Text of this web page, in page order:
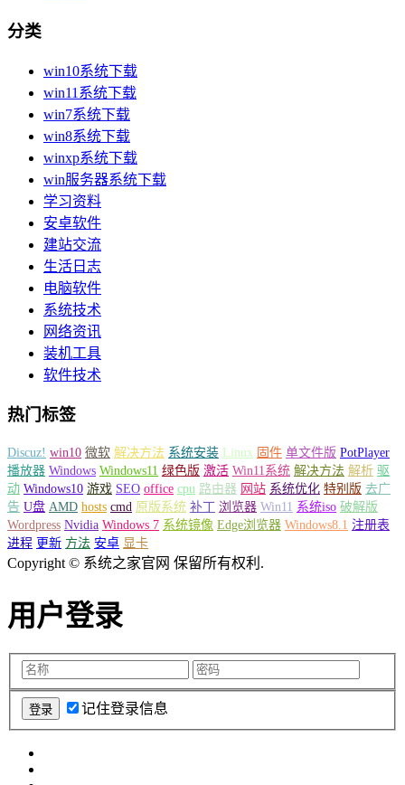
分类
win10系统下载
win11系统下载
win7系统下载
win8系统下载
winxp系统下载
win服务器系统下载
学习资料
安卓软件
建站交流
生活日志
电脑软件
系统技术
网络资讯
装机工具
软件技术
热门标签
Discuz! win10 微软 解决方法 系统安装 Linux 固件 单文件版 PotPlayer
播放器 Windows Windows11 绿色版 激活 Win11系统 解决方法 解析 驱
动 Windows10 游戏 SEO office cpu 路由器 网站 系统优化 特别版 去广
告 U盘 AMD hosts cmd 原版系统 补丁 浏览器 Win11 系统iso 破解版
Wordpress Nvidia Windows 7 系统镜像 Edge浏览器 Windows8.1 注册表
进程 更新 方法 安卓 显卡
Copyright © 系统之家官网 保留所有权利.
用户登录
记住登录信息